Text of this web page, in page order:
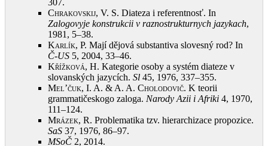
307.
Chrakovskij, V. S. Diateza i referentnosť. In
Zalogovyje konstrukcii v raznostrukturnych jazykach,
1981, 5–38.
Karlík, P. Mají dějová substantiva slovesný rod? In
Č‑US 5, 2004, 33–46.
Křížková, H. Kategorie osoby a systém diateze v
slovanských jazycích. Sl 45, 1976, 337–355.
Mel’čuk, I. A. & A. A. Cholodovič. K teorii
grammatičeskogo zaloga. Narody Azii i Afriki 4, 1970,
111–124.
Mrázek, R. Problematika tzv. hierarchizace propozice.
SaS 37, 1976, 86–97.
MSoČ 2, 2014.